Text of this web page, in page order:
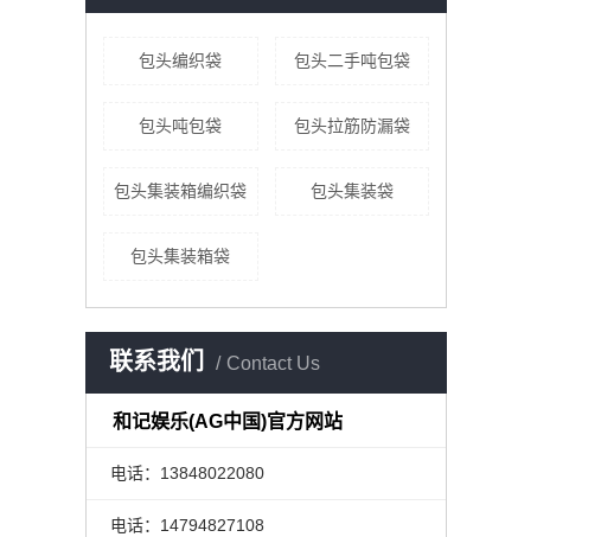
包头编织袋 包头二手吨包袋
包头吨包袋 包头拉筋防漏袋
包头集装箱编织袋 包头集装袋
包头集装箱袋
联系我们 Contact Us
和记娱乐(AG中国)官方网站
电话：13848022080
电话：14794827108